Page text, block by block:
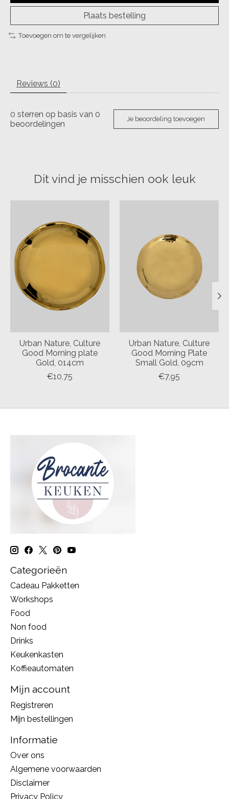
Plaats bestelling
Toevoegen om te vergelijken
Reviews (0)
0 sterren op basis van 0
beoordelingen
Je beoordeling toevoegen
Dit vind je misschien ook leuk
Urban Nature, Culture
Good Morning plate
Gold, 014cm
€10,75
Urban Nature, Culture
Good Morning Plate
Small Gold, 09cm
€7,95
Categorieën
Cadeau Pakketten
Workshops
Food
Non food
Drinks
Keukenkasten
Koffieautomaten
Mijn account
Registreren
Mijn bestellingen
Informatie
Over ons
Algemene voorwaarden
Disclaimer
Privacy Policy